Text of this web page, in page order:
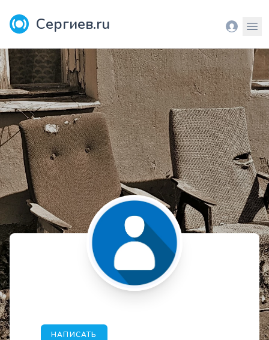
Сергиев.ru Вход
НАПИСАТЬ